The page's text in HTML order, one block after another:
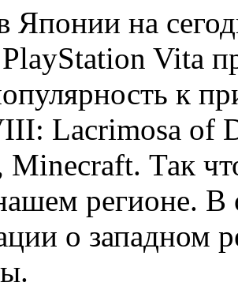
Японии на
PlayStation Vita
к
Lacrimosa of
Minecraft. Так
регионе.
о западном